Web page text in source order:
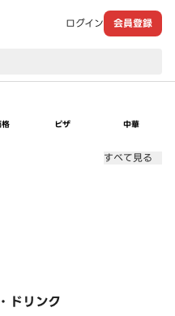
ログイン 会員登録
ピザ 中華
すべて見る
ドリンク